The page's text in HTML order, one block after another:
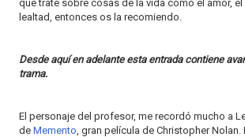
que trate sobre cosas de la vida como el amor,
lealtad, entonces os la recomiendo.
Desde aquí en adelante esta entrada contiene
trama.
El personaje del profesor, me recordó mucho a
de Memento , gran película de Christopher